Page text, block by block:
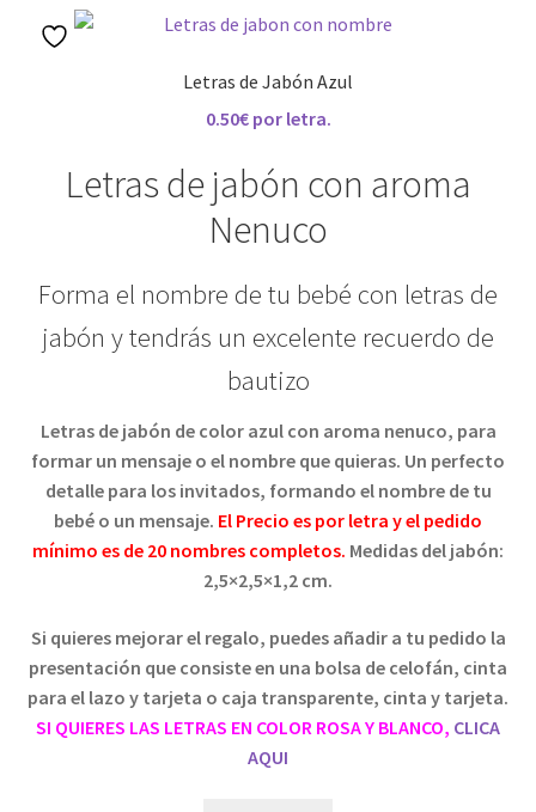
ENVIO DE FOTOS Y PORTES
Ideas únicas para celebraciones de cumpleaños con
Lista de deseos
Password Reset
PLAZOS DE ENTREGA
Política de Cookies
Preguntas Frecuentes sobre Caretas Personalizadas
PRIVACIDAD
Register
bajo
alto
Letras de Jabón Azul
0.50€ por letra.
Letras de jabón con aroma
Nenuco
Forma el nombre de tu bebé con letras de
jabón y tendrás un excelente recuerdo de
bautizo
Letras de jabón de color azul con aroma nenuco, para
formar un mensaje o el nombre que quieras. Un perfecto
detalle para los invitados, formando el nombre de tu
bebé o un mensaje. El Precio es por letra y el pedido
mínimo es de 20 nombres completos. Medidas del jabón:
2,5×2,5×1,2 cm.
Si quieres mejorar el regalo, puedes añadir a tu pedido la
presentación que consiste en una bolsa de celofán, cinta
para el lazo y tarjeta o caja transparente, cinta y tarjeta.
SI QUIERES LAS LETRAS EN COLOR ROSA Y BLANCO, CLICA
AQUI